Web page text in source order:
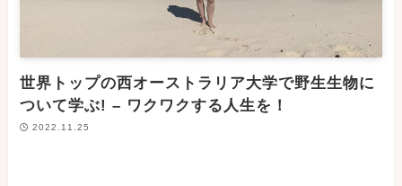
世界トップの西オーストラリア大学で野生生物に
ついて学ぶ! – ワクワクする人生を！
2022.11.25